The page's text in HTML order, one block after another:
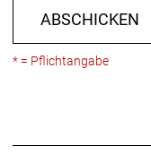
ABSCHICKEN
* = Pflichtangabe